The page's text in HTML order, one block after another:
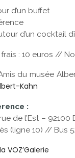
d’un buffet
d’un cocktail
: 10 euros //
du musée
Kahn
:
de l’Est –
(ligne 10) // Bus
VOZ’Galerie